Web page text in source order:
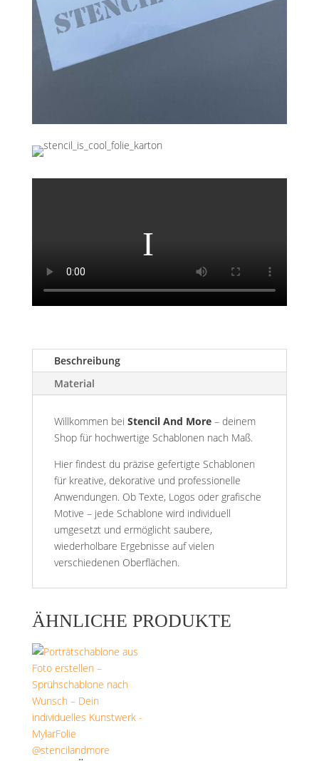
Beschreibung
Material
Willkommen bei Stencil And More– deinem
Shop für hochwertige Schablonen nach Maß.
Hier findest du präzise gefertigte Schablonen
für kreative, dekorative und professionelle
Anwendungen. Ob Texte, Logos oder grafische
Motive – jede Schablone wird individuell
umgesetzt und ermöglicht saubere,
wiederholbare Ergebnisse auf vielen
verschiedenen Oberflächen.
ÄHNLICHE PRODUKTE